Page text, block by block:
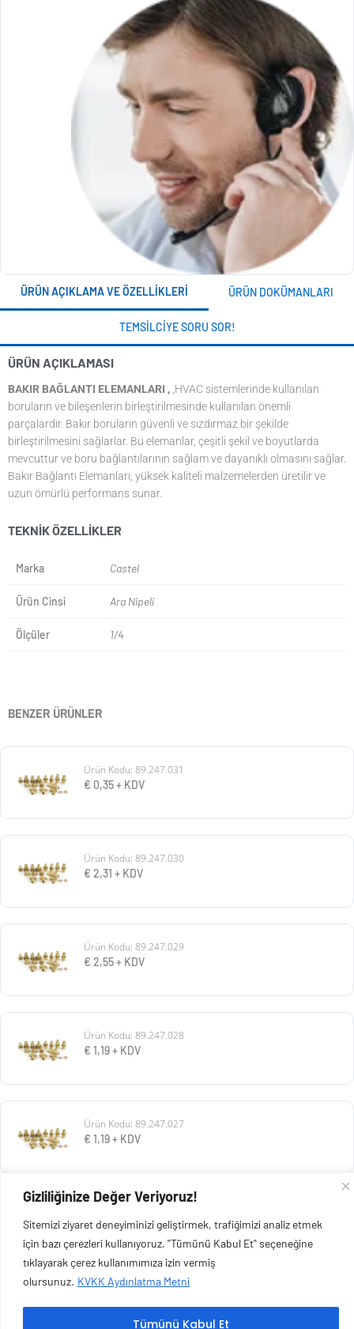
Gizliliğinize Değer Veriyoruz!
Sitemizi ziyaret deneyiminizi geliştirmek, trafiğimizi analiz etmek
için bazı çerezleri kullanıyoruz. "Tümünü Kabul Et" seçeneğine
tıklayarak çerez kullanımımıza izin vermiş
olursunuz. KVKK Aydınlatma Metni
Tümünü Kabul Et
ÜRÜN AÇIKLAMA VE ÖZELLIKLERI ÜRÜN DOKÜMANLARI
TEMSILCIYE SORU SOR!
ÜRÜN AÇIKLAMASI
BAKIR BAĞLANTI ELEMANLARI , ,HVAC sistemlerinde kullanılan
boruların ve bileşenlerin birleştirilmesinde kullanılan önemli
parçalardır. Bakır boruların güvenli ve sızdırmaz bir şekilde
birleştirilmesini sağlarlar. Bu elemanlar, çeşitli şekil ve boyutlarda
mevcuttur ve boru bağlantılarının sağlam ve dayanıklı olmasını sağlar.
Bakır Bağlantı Elemanları, yüksek kaliteli malzemelerden üretilir ve
uzun ömürlü performans sunar.
TEKNIK ÖZELLIKLER
Marka Castel
Ürün Cinsi Ara Nipeli
Ölçüler 1/4
BENZER ÜRÜNLER
Ürün Kodu: 89.247.031
€ 0,35+ KDV
Ürün Kodu: 89.247.030
€ 2,31 + KDV
Ürün Kodu: 89.247.029
€ 2,55+ KDV
Ürün Kodu: 89.247.028
€ 1,19+ KDV
Ürün Kodu: 89.247.027
€ 1,19+ KDV
€2,78+ KDV
Copyright © 2026 Esen Isıtma Soğutma İnşaat Ltd Şti | Tüm Hakları Saklıdır.